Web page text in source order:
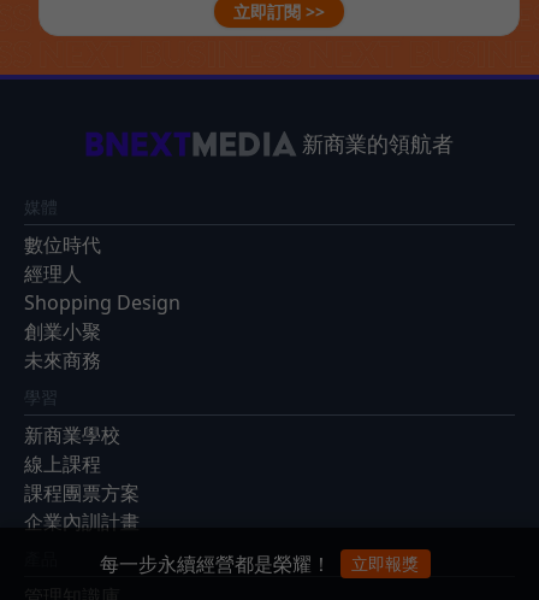
立即訂閱 >>
新商業的領航者
媒體
數位時代
經理人
Shopping Design
創業小聚
未來商務
學習
新商業學校
線上課程
課程團票方案
企業內訓計畫
每一步永續經營都是榮耀！ 立即報獎